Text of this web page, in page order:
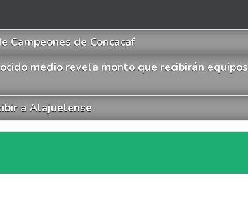
Campeones de Concacaf
medio revela monto que recibirán equipos
a Alajuelense